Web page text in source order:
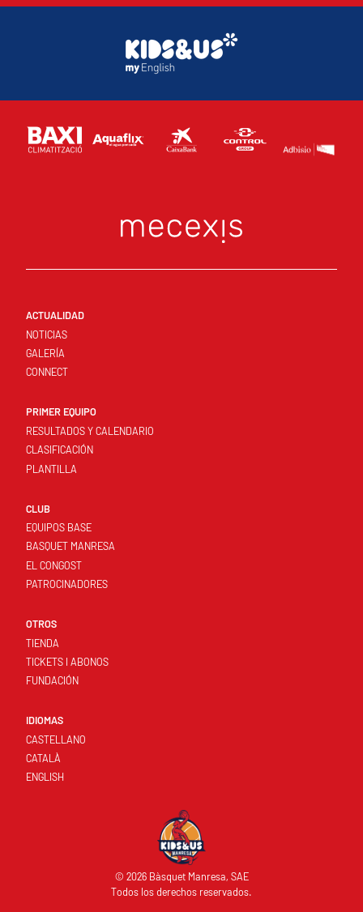
ACTUALIDAD
NOTICIAS
GALERÍA
CONNECT
PRIMER EQUIPO
RESULTADOS Y CALENDARIO
CLASIFICACIÓN
PLANTILLA
CLUB
EQUIPOS BASE
BASQUET MANRESA
EL CONGOST
PATROCINADORES
OTROS
TIENDA
TICKETS I ABONOS
FUNDACIÓN
IDIOMAS
CASTELLANO
CATALÀ
ENGLISH
© 2026 Bàsquet Manresa, SAE
Todos los derechos reservados.